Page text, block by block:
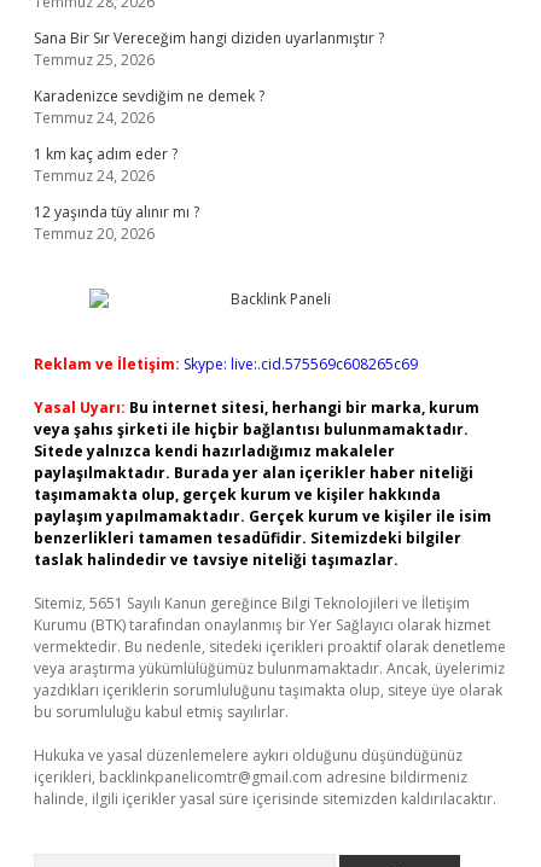
Sana Bir Sır Vereceğim hangi diziden uyarlanmıştır ?
Temmuz 25, 2026
Karadenizce sevdiğim ne demek ?
Temmuz 24, 2026
1 km kaç adım eder ?
Temmuz 24, 2026
12 yaşında tüy alınır mı ?
Temmuz 20, 2026
Reklam ve İletişim: Skype: live:.cid.575569c608265c69
Yasal Uyarı: Bu internet sitesi, herhangi bir marka, kurum
veya şahıs şirketi ile hiçbir bağlantısı bulunmamaktadır.
Sitede yalnızca kendi hazırladığımız makaleler
paylaşılmaktadır. Burada yer alan içerikler haber niteliği
taşımamakta olup, gerçek kurum ve kişiler hakkında
paylaşım yapılmamaktadır. Gerçek kurum ve kişiler ile isim
benzerlikleri tamamen tesadüfidir. Sitemizdeki bilgiler
taslak halindedir ve tavsiye niteliği taşımazlar.
Sitemiz, 5651 Sayılı Kanun gereğince Bilgi Teknolojileri ve İletişim
Kurumu (BTK) tarafından onaylanmış bir Yer Sağlayıcı olarak hizmet
vermektedir. Bu nedenle, sitedeki içerikleri proaktif olarak denetleme
veya araştırma yükümlülüğümüz bulunmamaktadır. Ancak, üyelerimiz
yazdıkları içeriklerin sorumluluğunu taşımakta olup, siteye üye olarak
bu sorumluluğu kabul etmiş sayılırlar.
Hukuka ve yasal düzenlemelere aykırı olduğunu düşündüğünüz
içerikleri, backlinkpanelicomtr@gmail.com adresine bildirmeniz
halinde, ilgili içerikler yasal süre içerisinde sitemizden kaldırılacaktır.